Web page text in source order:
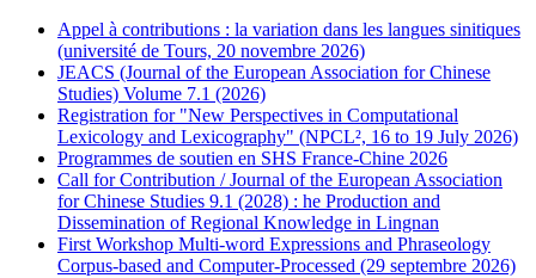
Appel à contributions : la variation dans les langues sinitiques
(université de Tours, 20 novembre 2026)
JEACS (Journal of the European Association for Chinese
Studies) Volume 7.1 (2026)
Registration for "New Perspectives in Computational
Lexicology and Lexicography" (NPCL², 16 to 19 July 2026)
Programmes de soutien en SHS France-Chine 2026
Call for Contribution / Journal of the European Association
for Chinese Studies 9.1 (2028) : he Production and
Dissemination of Regional Knowledge in Lingnan
First Workshop Multi-word Expressions and Phraseology
Corpus-based and Computer-Processed (29 septembre 2026)